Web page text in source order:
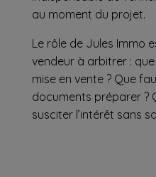
au moment du projet.
Le rôle de Jules Immo
vendeur à arbitrer :
mise en vente ? Que
documents préparer ?
susciter l’intérêt sans